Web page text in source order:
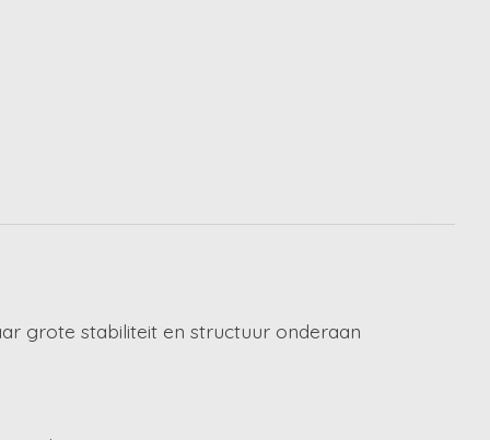
grote stabiliteit en structuur onderaan